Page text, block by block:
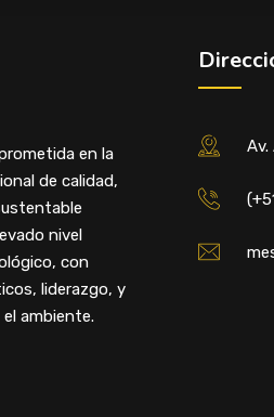
en la
de calidad,
nivel
con
liderazgo, y
ambiente.
Av.